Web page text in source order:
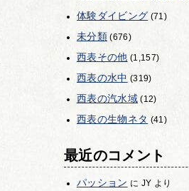
体験ダイビング (71)
未分類(676)
西表その他 (1,157)
西表の水中 (319)
西表の汽水域(12)
西表の生物ネタ (41)
最近のコメント
パッション に JY より